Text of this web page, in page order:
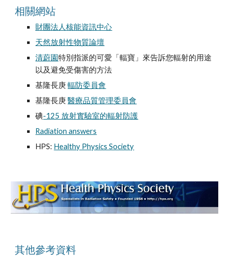
相關網站
財團法人核能資訊中心
天然放射性物質論壇
清蔚園特別指派的可愛「輻寶」來告訴您輻射的用途
以及避免受傷害的方法
基隆長庚 輻防委員會
基隆長庚 醫療品質管理委員會
碘-125 放射實驗室的輻射防護
Radiation answers
HPS: Healthy Physics Society
其他參考資料